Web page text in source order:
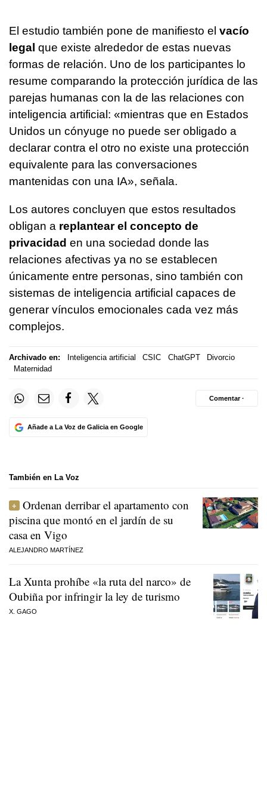
El estudio también pone de manifiesto el vacío
legal que existe alrededor de estas nuevas
formas de relación. Uno de los participantes lo
resume comparando la protección jurídica de las
parejas humanas con la de las relaciones con
inteligencia artificial: «mientras que en Estados
Unidos un cónyuge no puede ser obligado a
declarar contra el otro no existe una protección
equivalente para las conversaciones
mantenidas con una IA», señala.
Los autores concluyen que estos resultados
obligan a replantear el concepto de
privacidad en una sociedad donde las
relaciones afectivas ya no se establecen
únicamente entre personas, sino también con
sistemas de inteligencia artificial capaces de
generar vínculos emocionales cada vez más
complejos.
Archivado en: Inteligencia artificial CSIC ChatGPT
Divorcio
Maternidad
Añade a La Voz de Galicia en Google
Comentar ·
También en La Voz
Ordenan derribar el apartamento con
piscina que montó en el jardín de su
casa en Vigo
ALEJANDRO MARTÍNEZ
La Xunta prohíbe «la ruta del narco» de
Oubiña por infringir la ley de turismo
X. GAGO